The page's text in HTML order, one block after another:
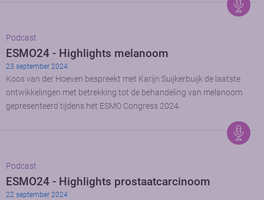
Podcast
ESMO24 - Highlights melanoom
23 september 2024
Koos van der Hoeven bespreekt met Karijn Suijkerbuijk de laatste
ontwikkelingen met betrekking tot de behandeling van melanoom
gepresenteerd tijdens het ESMO Congress 2024.
Podcast
ESMO24 - Highlights prostaatcarcinoom
22 september 2024